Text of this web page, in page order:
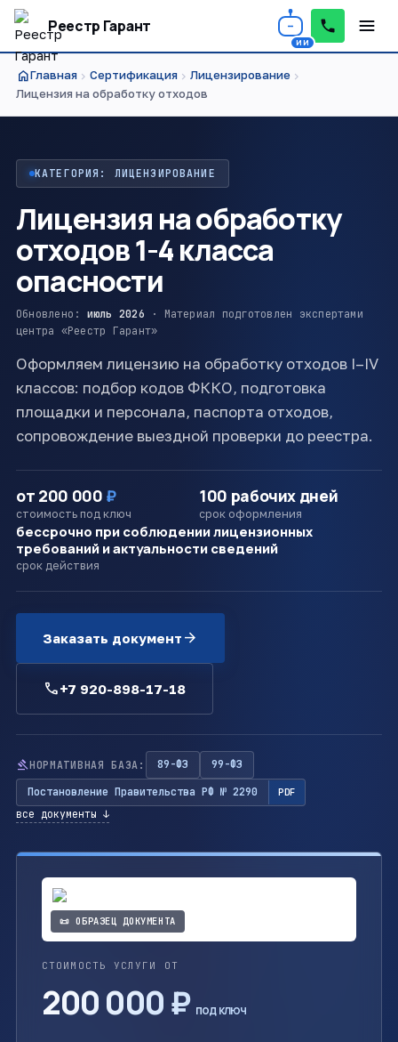
Реестр Гарант
homeГлавная chevron_right Сертификация chevron_right Лицензирование chevron_right
Лицензия на обработку отходов
КАТЕГОРИЯ: ЛИЦЕНЗИРОВАНИЕ
Лицензия на обработку
отходов 1-4 класса
опасности
Обновлено: июль 2026 · Материал подготовлен экспертами
центра «Реестр Гарант»
Оформляем лицензию на обработку отходов I–IV
классов: подбор кодов ФККО, подготовка
площадки и персонала, паспорта отходов,
сопровождение выездной проверки до реестра.
от 200 000 ₽
стоимость под ключ
100 рабочих дней
срок оформления
бессрочно при соблюдении лицензионных
требований и актуальности сведений
срок действия
Заказать документ arrow_forward
call+7 920-898-17-18
gavelНОРМАТИВНАЯ БАЗА: 89-ФЗ
99-ФЗ
Постановление Правительства РФ № 2290
PDF
все документы ↓
📜 ОБРАЗЕЦ ДОКУМЕНТА
СТОИМОСТЬ УСЛУГИ ОТ
200 000 ₽ под ключ